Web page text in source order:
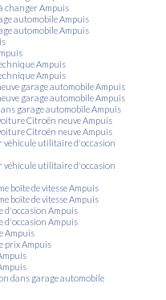
Auvergne Rhône Alpes et
ë-C4 100% ëlectric dans
et ses alentours|
à Saint-Clair-du-Rhône et sa
de Saint-Maurice l'Exil et de
Groupe Bonneton à
Concession automobile dans le
vous propose la vente de
Clair-du-Rhône|Entretien de
Bonneton à Saint-Clair-du-
sur-Varèze| Vente de véhicules
Citroën et Renault dans
Promotions sur la recharge
un garage automobile à Saint-
automobile à Saint-Clair-
Renault dans la région
électrique Peugeot dans un
Groupe Bonneton ZA de
|Vente de véhicule premium
4 à Saint-Clair-du-Rhône
dans un garage automobile
et ses alentours
Clair-du-Rhône
marques Peugeot, Citroën,
changer Ampuis
automobile Ampuis
automobile Ampuis
Ampuis
Ampuis
garage automobile Ampuis
garage automobile Ampuis
garage automobile Ampuis
Citroën neuve Ampuis
Citroën neuve Ampuis
véhicule utilitaire d'occasion
véhicule utilitaire d'occasion
boîte de vitesse Ampuis
boîte de vitesse Ampuis
d'occasion Ampuis
d'occasion Ampuis
Ampuis
prix Ampuis
dans garage automobile